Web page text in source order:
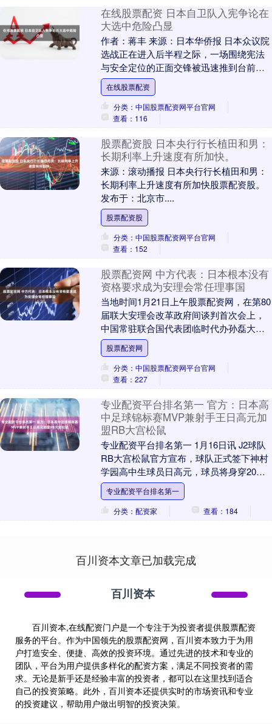
在线股票配资 日本自卫队入宪争论在
大选中危险凸显
作者：蒋丰 来源：日本华侨报 日本众议院
选战正在进入后半程之际，一场围绕宪法
与安全定位的正面交锋被迅速推到台前。2
月2日，日本首相高市早苗在新潟县上越市
演说中明....
在线股票配资
分类：中国股票配资网平台官网
查看：116
股票配资股 日本央行行长植田和男：
长期利率上升速度有所加快。
来源：滚动播报 日本央行行长植田和男：
长期利率上升速度有所加快股票配资股。
发布于：北京市....
股票配资股
分类：中国股票配资网平台官网
查看：152
股票配资网 中方代表：日本根本没有
资格要求成为安理会常任理事国
当地时间1月21日上午股票配资网，在第80
届联大安理会改革政府间谈判首次会上，
中国常驻联合国代表团临时代办孙磊大使
发言重申，日本根本没有资格要求成为安
理会常任理....
股票配资网
分类：中国股票配资网平台官网
查看：227
专业配资平台排名第一 官方：日本高
中足球锦标赛MVP兼射手王日高元加
盟RB大宫松鼠
专业配资平台排名第一 1月16日讯 J2球队
RB大宫松鼠官方宣布，球队正式签下神村
学园高中生球员日高元，球员将身穿20号
球衣。 RB大宫松鼠官方公告写道：“我
们....
专业配资平台排名第一
分类：配资家
查看：184
百川资本文章已加载完成
百川资本
百川资本,在线配资门户是一个专注于为投资者提供股票配资
服务的平台。作为中国领先的股票配资网，百川资本致力于为用
户打造安全、便捷、高效的投资环境。通过先进的技术和专业的
团队，平台为用户提供多样化的配资方案，满足不同投资者的需
求。无论是新手还是经验丰富的投资者，都可以在这里找到适合
自己的投资策略。此外，百川资本还提供实时的市场资讯和专业
的投资建议，帮助用户做出明智的投资决策。